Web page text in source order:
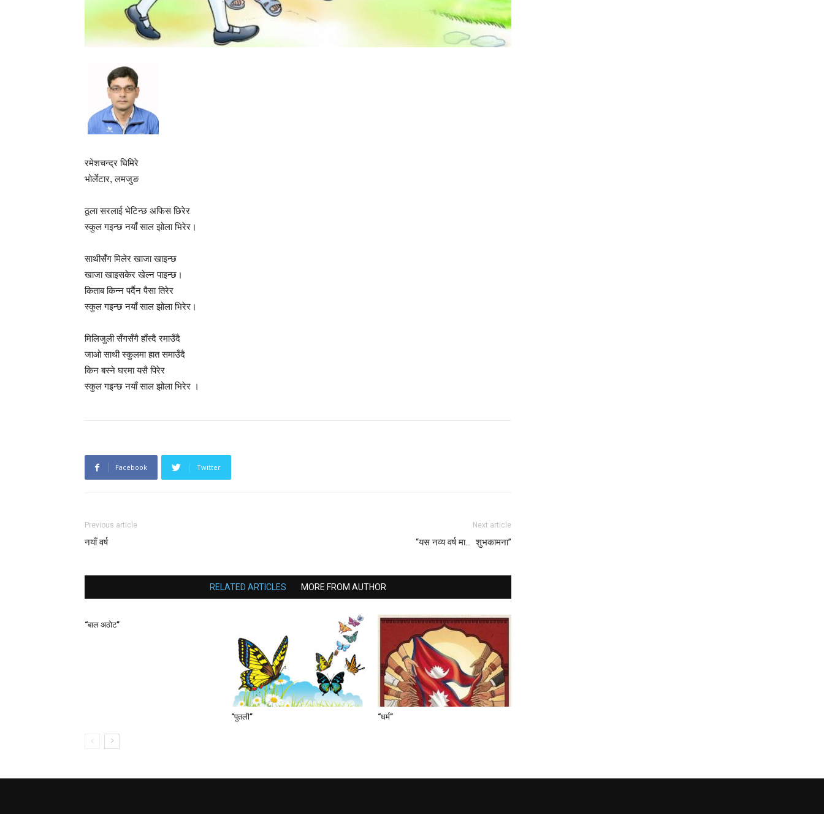
रमेशचन्द्र घिमिरे
भोर्लेटार, लमजुङ
ठूला सरलाई भेटिन्छ अफिस छिरेर
स्कुल गइन्छ नयाँ साल झोला भिरेर।
साथीसँग मिलेर खाजा खाइन्छ
खाजा खाइसकेर खेल्न पाइन्छ।
किताब किन्न पर्दैन प‌ैसा तिरेर
स्कुल गइन्छ नयाँ साल झोला भिरेर।
मिलिजुली सँगसँगै हाँस्दै रमाउँदै
जाओ साथी स्कुलमा हात समाउँदै
किन बस्ने घरमा यसै पिरेर
स्कुल गइन्छ नयाँ साल झोला भिरेर ।
Facebook Twitter
Previous article
नयाँ वर्ष
Next article
“यस नव्य वर्ष मा… शुभकामना”
RELATED ARTICLES MORE FROM AUTHOR
“बाल अठोट”
“पुतली” “धर्म”